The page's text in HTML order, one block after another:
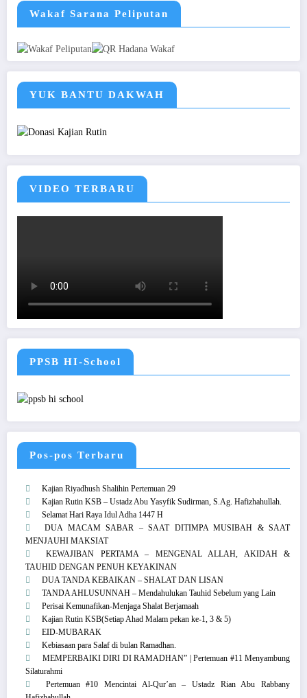
Wakaf Sarana Peliputan
YUK BANTU DAKWAH
VIDEO TERBARU
PPSB HI-School
Pos-pos Terbaru
Kajian Riyadhush Shalihin Pertemuan 29
Kajian Rutin KSB – Ustadz Abu Yasyfik Sudirman, S.Ag. Hafizhahullah.
Selamat Hari Raya Idul Adha 1447 H
DUA MACAM SABAR – SAAT DITIMPA MUSIBAH & SAAT
MENJAUHI MAKSIAT
KEWAJIBAN PERTAMA – MENGENAL ALLAH, AKIDAH &
TAUHID DENGAN PENUH KEYAKINAN
DUA TANDA KEBAIKAN – SHALAT DAN LISAN
TANDA AHLUSUNNAH – Mendahulukan Tauhid Sebelum yang Lain
Perisai Kemunafikan-Menjaga Shalat Berjamaah
Kajian Rutin KSB(Setiap Ahad Malam pekan ke-1, 3 & 5)
EID-MUBARAK
Kebiasaan para Salaf di bulan Ramadhan.
MEMPERBAIKI DIRI DI RAMADHAN” | Pertemuan #11 Menyambung
Silaturahmi
Pertemuan #10 Mencintai Al-Qur’an – Ustadz Rian Abu Rabbany